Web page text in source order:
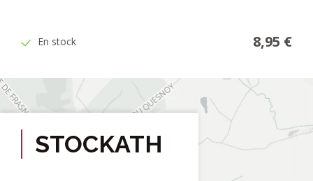
En stock 8,95 €
STOCKATH